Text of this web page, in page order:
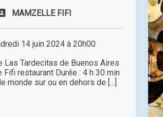
MAMZELLE FIFI
14 juin 2024 à 20h00
Las Tardecitas de Buenos Aires
restaurant Durée : 4 h 30 min
monde sur ou en dehors de [...]